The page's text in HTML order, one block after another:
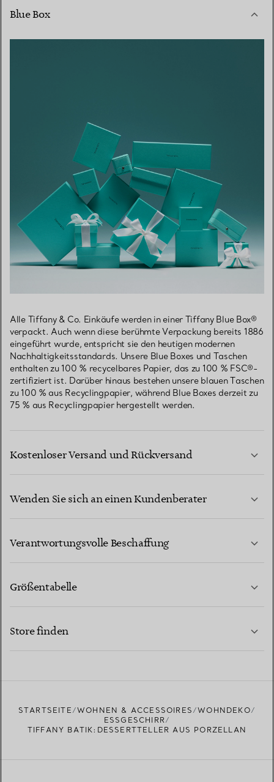
Blue Box
Alle Tiffany & Co. Einkäufe werden in einer Tiffany Blue Box®
verpackt. Auch wenn diese berühmte Verpackung bereits 1886
eingeführt wurde, entspricht sie den heutigen modernen
Nachhaltigkeitsstandards. Unsere Blue Boxes und Taschen
enthalten zu 100 % recycelbares Papier, das zu 100 % FSC®-
zertifiziert ist. Darüber hinaus bestehen unsere blauen Taschen
zu 100 % aus Recyclingpapier, während Blue Boxes derzeit zu
75 % aus Recyclingpapier hergestellt werden.
Kostenloser Versand und Rückversand
Wenden Sie sich an einen Kundenberater
Verantwortungsvolle Beschaffung
Größentabelle
Store finden
STARTSEITE WOHNEN & ACCESSOIRES
WOHNDEKO
ESSGESCHIRR
TIFFANY BATIK:DESSERTTELLER AUS PORZELLAN